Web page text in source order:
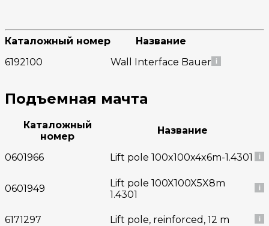
Каталожный номер
Название
6192100
Wall Interface Bauer
Подъемная мачта
Каталожный
номер
Название
0601966 Lift pole 100x100x4x6m-1.4301
0601949
Lift pole 100X100X5X8m
1.4301
6171297 Lift pole, reinforced, 12 m